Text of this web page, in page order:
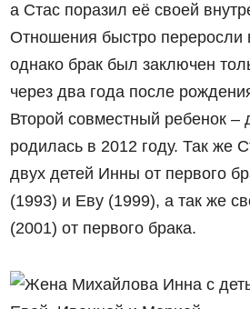
а Стас поразил её своей
Отношения быстро переросли
однако брак был заключен
через два года после
Второй совместный ребенок –
родилась в 2012 году. Так же
двух детей Инны от первого
(1993) и Еву (1999), а так же
(2001) от первого брака.